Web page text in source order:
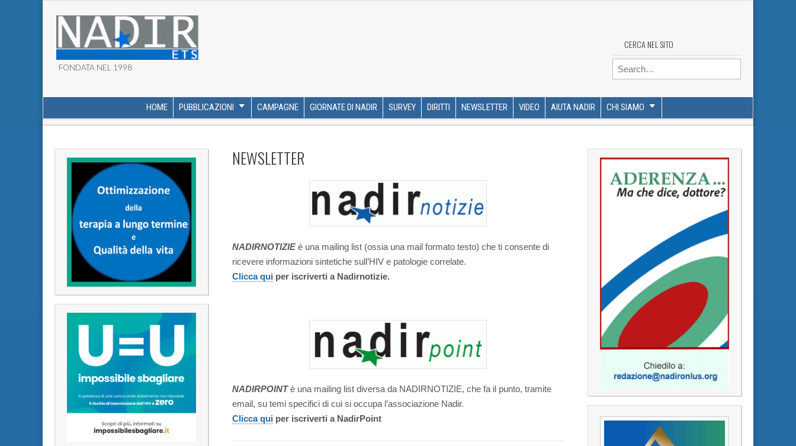
ASSOCIAZIONE NADIR ETS
FONDATA NEL 1998
CERCA NEL SITO
Search for:
MAIN MENU
SKIP TO CONTENT
HOME PUBBLICAZIONI CAMPAGNE GIORNATE DI NADIR SURVEY DIRITTI NEWSLETTER VIDEO AIUTA NADIR CHI SIAMO
SUB MENU
NEWSLETTER
NADIRNOTIZIEè una mailing list (ossia una mail formato testo) che ti consente di
ricevere informazioni sintetiche sull’HIV e patologie correlate.
Clicca qui per iscriverti a Nadirnotizie.
NADIRPOINTè una mailing list diversa da NADIRNOTIZIE, che fa il punto, tramite
email, su temi specifici di cui si occupa l’associazione Nadir.
Clicca qui per iscriverti a NadirPoint